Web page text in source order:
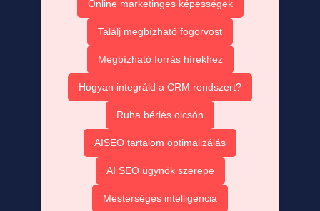
Online marketinges képességek
Találj megbízható fogorvost
Megbízható forrás hírekhez
Hogyan integráld a CRM rendszert?
Ruha bérlés olcsón
AISEO tartalom optimalizálás
AI SEO ügynök szerepe
Mesterséges intelligencia